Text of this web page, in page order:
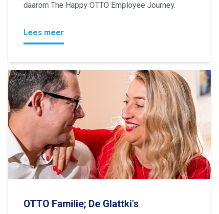
daarom The Happy OTTO Employee Journey.
Lees meer
OTTO Familie; De Glattki's